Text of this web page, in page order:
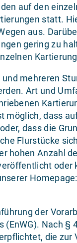
auf den
statt.
aus.
gering zu
mehreren
Art und
möglich, dass
dass die
Flurstücke
hohen Anzahl
oder
Homepage:
der
Nach §
die zur